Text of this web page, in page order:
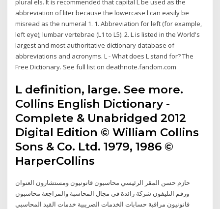
plural els. It is recommended that capital L be used as the
abbreviation of liter because the lowercase l can easily be
misread as the numeral 1. 1. Abbreviation for left (for example,
left eye); lumbar vertebrae (L1 to L5). 2. L is listed in the World's
largest and most authoritative dictionary database of
abbreviations and acronyms. L - What does L stand for? The
Free Dictionary. See full list on deathnote.fandom.com
L definition, large. See more.
Collins English Dictionary -
Complete & Unabridged 2012
Digital Edition © William Collins
Sons & Co. Ltd. 1979, 1986 ©
HarperCollins
حازم حسن المقر الرئيسي محاسبون قانونيون ومستشارون العنوان
ورقم التليفون شركة رائدة في مجال المحاسبة والمراجعة محاسبون
قانونيون مراقبة حسابات الخدمات الضريبية خدمات القيد المحاسبي